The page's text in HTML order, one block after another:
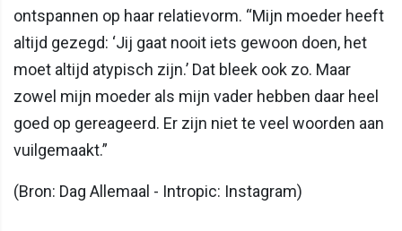
ontspannen op haar relatievorm. “Mijn moeder heeft
altijd gezegd: ‘Jij gaat nooit iets gewoon doen, het
moet altijd atypisch zijn.’ Dat bleek ook zo. Maar
zowel mijn moeder als mijn vader hebben daar heel
goed op gereageerd. Er zijn niet te veel woorden aan
vuilgemaakt.”
(Bron: Dag Allemaal - Intropic: Instagram)